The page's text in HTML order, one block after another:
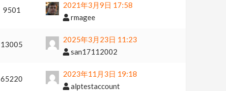
9501
2021年3月9日 17:58
rmagee
13005
2025年3月23日 11:23
san17112002
65220
2023年11月3日 19:18
alptestaccount